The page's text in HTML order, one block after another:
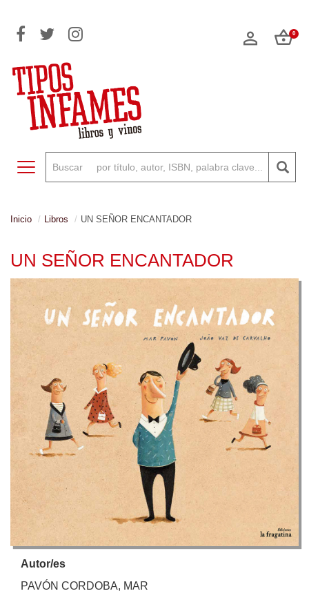
0
Toggle navigation
Inicio Libros UN SEÑOR ENCANTADOR
UN SEÑOR ENCANTADOR
Autor/es
PAVÓN CORDOBA, MAR